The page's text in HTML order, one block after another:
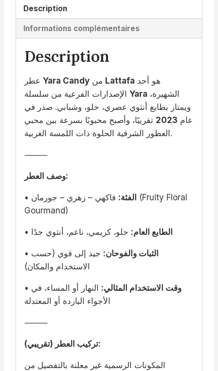
Description
Informations complémentaires
Description
Yara Candy Lattafa
Yara
ويمتاز بطابع أنثوي عصري، حلو، وشبابي. صدر في
عام 2023 تقريبًا، وأصبح محبوبًا بسرعة بين محبي
العطور الشرقية الحلوة ذات اللمسة الغربية.
⸻
وصف العطر:
• الفئة: فاكهي – زهري – جورمان (Fruity Floral
Gourmand)
• الطابع العام: حلو، كريمي، ناعم، أنثوي جدًا
• الثبات والفوحان: جيد إلى قوي (حسب
الاستخدام والمكان)
• وقت الاستخدام المثالي: النهار أو المساء، في
الأجواء الباردة أو المعتدلة
⸻
تركيب العطر (تقريبي):
المكونات الرسمية غير معلنة بالتفصيل من